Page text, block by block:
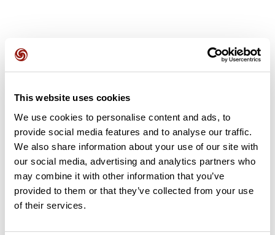
This website uses cookies
We use cookies to personalise content and ads, to
provide social media features and to analyse our traffic.
We also share information about your use of our site with
our social media, advertising and analytics partners who
may combine it with other information that you’ve
provided to them or that they’ve collected from your use
of their services.
Ajouter un avis
Découvrez ce parcours de vélo de 60,3 km à proximité de